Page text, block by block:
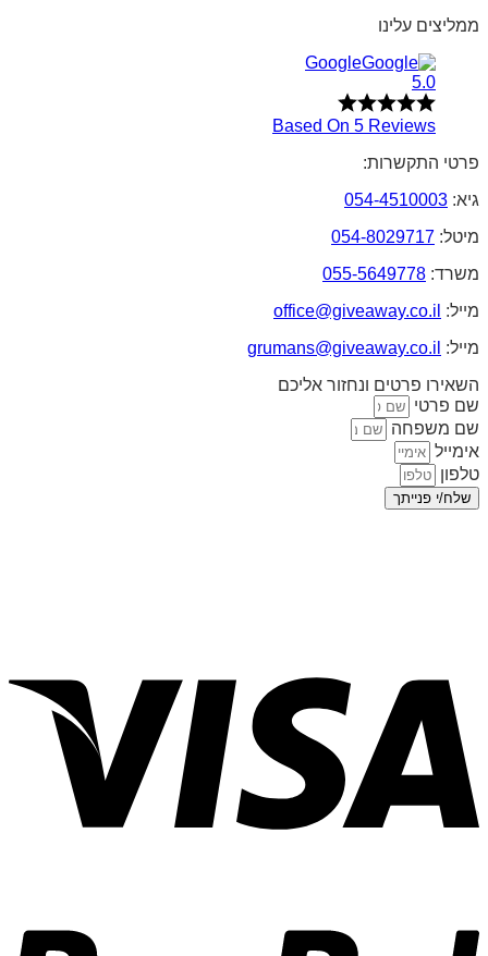
ממליצים עלינו
Google
5.0
Based On 5 Reviews
פרטי התקשרות:
גיא: 054-4510003
מיטל: 054-8029717
משרד: 055-5649778
מייל: office@giveaway.co.il
מייל: grumans@giveaway.co.il
השאירו פרטים ונחזור אליכם
שם פרטי
שם משפחה
אימייל
טלפון
שלח/י פנייתך